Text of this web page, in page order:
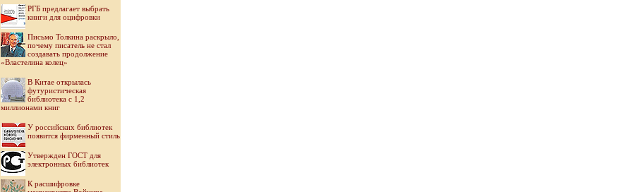
РГБ предлагает выбрать
книги для оцифровки
Письмо Толкина раскрыло,
почему писатель не стал
создавать продолжение
«Властелина колец»
В Китае открылась
футуристическая
библиотека с 1,2
миллионами книг
У российских библиотек
появится фирменный стиль
Утвержден ГОСТ для
электронных библиотек
К расшифровке